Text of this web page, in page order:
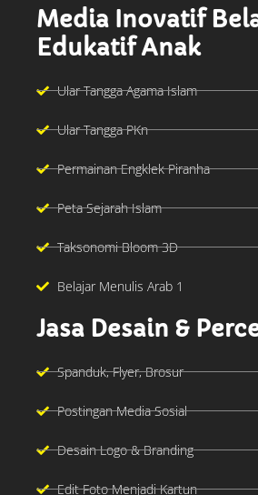
Media Inovatif
Edukatif Anak
Ular Tangga Agama Islam
Ular Tangga PKn
Permainan Engklek Piranha
Peta Sejarah Islam
Taksonomi Bloom 3D
Belajar Menulis Arab 1
Jasa Desain &
Spanduk, Flyer, Brosur
Postingan Media Sosial
Desain Logo & Branding
Edit Foto Menjadi Kartun